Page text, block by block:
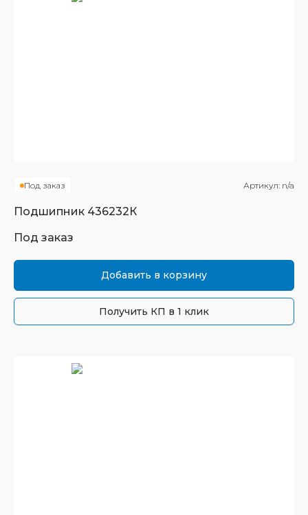
Под заказ Артикул: n/a
Подшипник 436232К
Под заказ
Добавить в корзину
Получить КП в 1 клик